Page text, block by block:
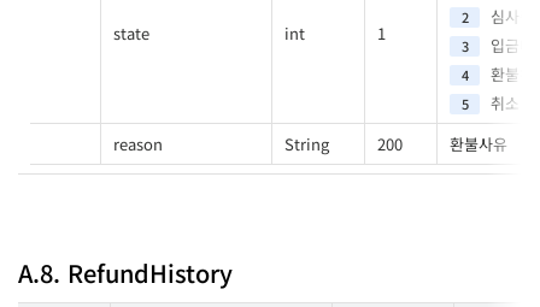
state int 1
2 심사중
3 입금대
4 환불완
5
취소
reason
String 200 환불사유
A.8. RefundHistory